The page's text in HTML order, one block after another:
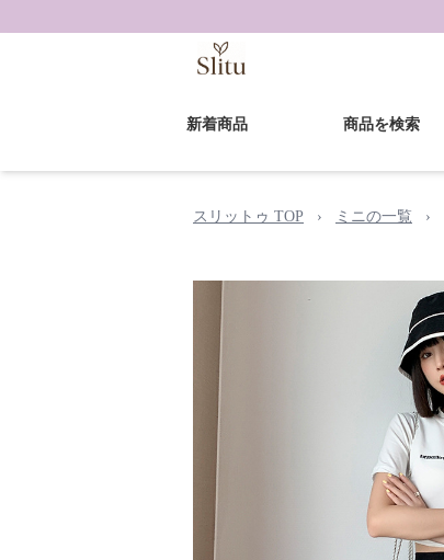
新着商品 商品を検索
スリットゥ TOP › ミニの一覧 ›